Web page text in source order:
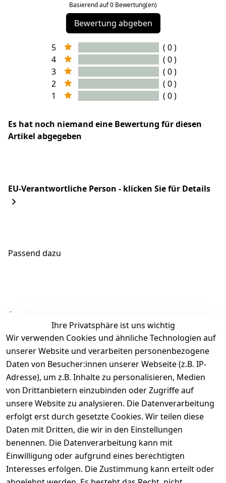
Basierend auf 0 Bewertung(en)
Bewertung abgeben
5
( 0 )
4
( 0 )
3
( 0 )
2
( 0 )
1
( 0 )
Es hat noch niemand eine Bewertung für diesen
Artikel abgegeben
EU-Verantwortliche Person - klicken Sie für Details
Passend dazu
Ähnliche Produkte
Ihre Privatsphäre ist uns wichtig
Wir verwenden Cookies und ähnliche Technologien auf
unserer Website und verarbeiten personenbezogene
Daten von Besucher:innen unserer Webseite (z.B. IP-
Adresse), um z.B. Inhalte zu personalisieren, Medien
von Drittanbietern einzubinden oder Zugriffe auf
unsere Website zu analysieren. Die Datenverarbeitung
erfolgt erst durch gesetzte Cookies. Wir teilen diese
Daten mit Dritten, die wir in den Einstellungen
benennen. Die Datenverarbeitung kann mit
Einwilligung oder aufgrund eines berechtigten
Interesses erfolgen. Die Zustimmung kann erteilt oder
Rechtliches
AGB
Impressum
Datenschutze
rklärung
Barrierefreihe
Über uns
Kontakt
Registrieren
Kataloge zum
Download
Pflege &
Wir
versenden
mit
Zahle
bequem per